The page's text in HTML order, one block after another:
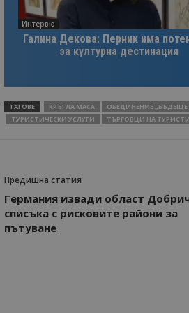
Интервю
Галина Декова: Перник има
за културна дестинация
ТАГОВЕ КРЪГЛА МАСА ОБЕДИНЕНИЕ „БЪДЕЩЕ
ТУРИСТИЧЕСКИ УСЛУГИ
ТЪРГОВЦИ НА
Предишна статия
Германия извади област
списъка с рисковите райони за
пътуване
Име
is_unique
_ga_FK650GXHRZ
Име
sc_is_visitor_unique